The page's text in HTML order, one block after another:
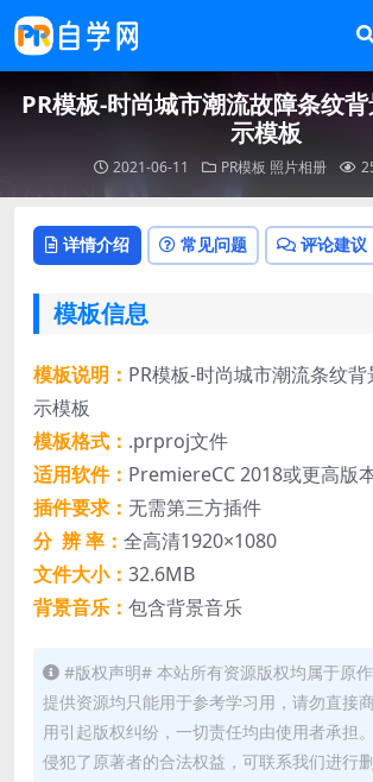
PR模板-时尚城市潮流故障条纹
示模板
2021-06-11 PR模板 照片相册
详情介绍 常见问题 评论建议
模板信息
模板说明： PR模板-时尚城市潮流条纹
示模板
模板格式： .prproj文件
适用软件： PremiereCC 2018或更高版
插件要求： 无需第三方插件
分 辨 率： 全高清1920×1080
文件大小： 32.6MB
背景音乐： 包含背景音乐
#版权声明# 本站所有资源版权均属于原
提供资源均只能用于参考学习用，请勿直接
用引起版权纠纷，一切责任均由使用者承担
侵犯了原著者的合法权益，可联系我们进行删